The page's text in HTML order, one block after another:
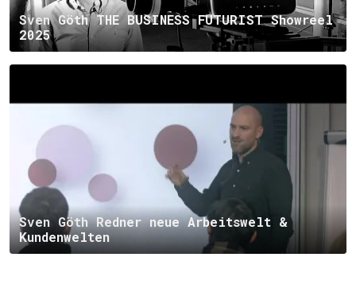
Sven Göth THE BUSINESS FUTURIST Showreel
2025
Sven Göth Redner neue Arbeitswelt &
Kundenwelten